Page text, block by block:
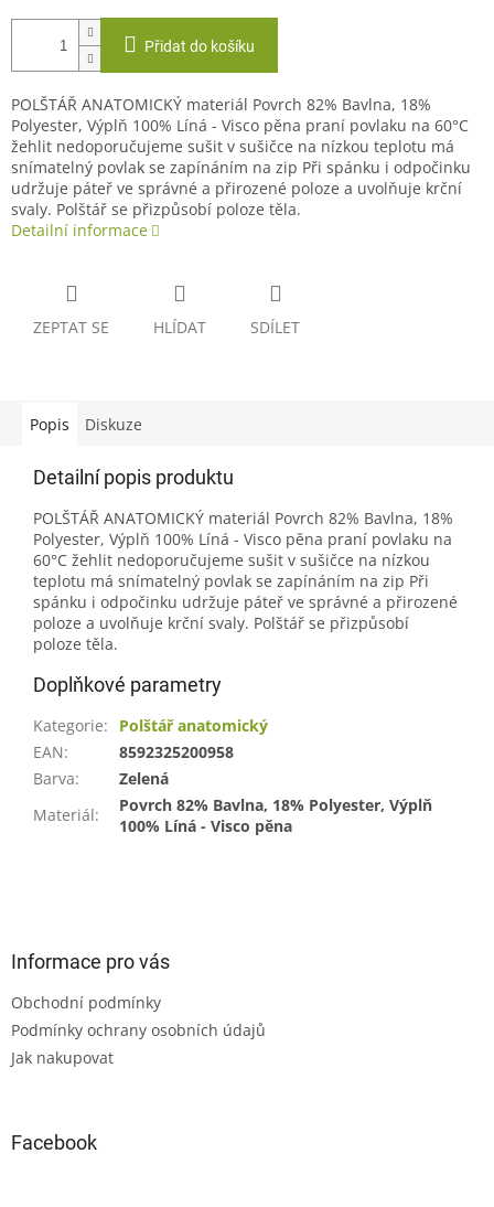
Přidat do košíku
POLŠTÁŘ ANATOMICKÝ materiál Povrch 82% Bavlna, 18%
Polyester, Výplň 100% Líná - Visco pěna praní povlaku na 60°C
žehlit nedoporučujeme sušit v sušičce na nízkou teplotu má
snímatelný povlak se zapínáním na zip Při spánku i odpočinku
udržuje páteř ve správné a přirozené poloze a uvolňuje krční
svaly. Polštář se přizpůsobí poloze těla.
Detailní informace
ZEPTAT SE HLÍDAT SDÍLET
Popis Diskuze
Detailní popis produktu
POLŠTÁŘ ANATOMICKÝ materiál Povrch 82% Bavlna, 18%
Polyester, Výplň 100% Líná - Visco pěna praní povlaku na
60°C žehlit nedoporučujeme sušit v sušičce na nízkou
teplotu má snímatelný povlak se zapínáním na zip Při
spánku i odpočinku udržuje páteř ve správné a přirozené
poloze a uvolňuje krční svaly. Polštář se přizpůsobí
poloze těla.
Doplňkové parametry
Kategorie:
Polštář anatomický
EAN:
8592325200958
Barva:
Zelená
Materiál:
Povrch 82% Bavlna, 18% Polyester, Výplň
100% Líná - Visco pěna
Informace pro vás
Obchodní podmínky
Podmínky ochrany osobních údajů
Jak nakupovat
Facebook